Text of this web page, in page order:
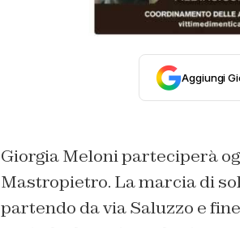
Aggiungi
Giorgia Meloni parteciperà
Mastropietro. La marcia di
partendo da via Saluzzo e